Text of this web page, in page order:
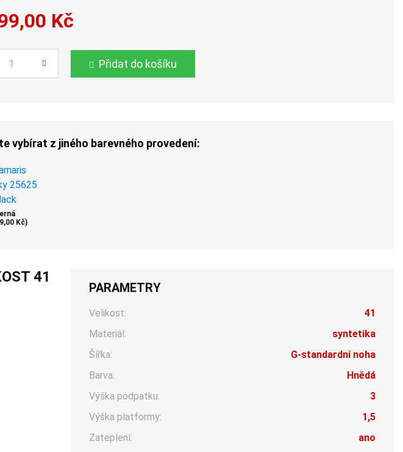
Kč
Přidat do košíku
vybírat z jiného barevného provedení:
Kč)
41
PARAMETRY
Velikost:
41
Materiál:
syntetika
Šířka:
G-standardní noha
Barva:
Hnědá
Výška podpatku:
3
Výška platformy:
1,5
Zateplení:
ano